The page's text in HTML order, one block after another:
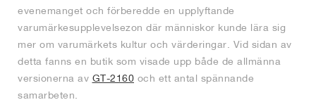
evenemanget och förberedde en upplyftande
varumärkesupplevelsezon där människor kunde lära sig
mer om varumärkets kultur och värderingar. Vid sidan av
detta fanns en butik som visade upp både de allmänna
versionerna av GT-2160 och ett antal spännande
samarbeten.